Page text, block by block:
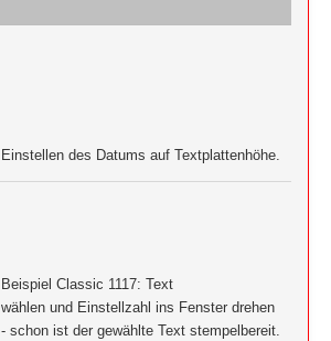
Einstellen des Datums auf Textplattenhöhe.
Beispiel Classic 1117: Text
wählen und Einstellzahl ins Fenster drehen
- schon ist der gewählte Text stempelbereit.